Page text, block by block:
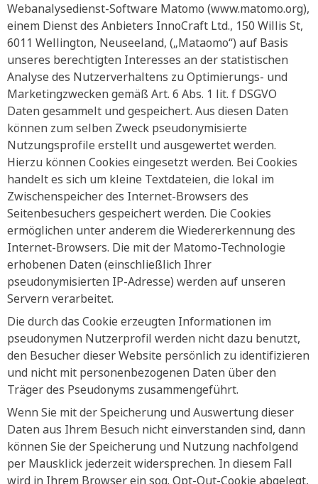
Webanalysedienst-Software Matomo (www.matomo.org),
einem Dienst des Anbieters InnoCraft Ltd., 150 Willis St,
6011 Wellington, Neuseeland, („Mataomo“) auf Basis
unseres berechtigten Interesses an der statistischen
Analyse des Nutzerverhaltens zu Optimierungs- und
Marketingzwecken gemäß Art. 6 Abs. 1 lit. f DSGVO
Daten gesammelt und gespeichert. Aus diesen Daten
können zum selben Zweck pseudonymisierte
Nutzungsprofile erstellt und ausgewertet werden.
Hierzu können Cookies eingesetzt werden. Bei Cookies
handelt es sich um kleine Textdateien, die lokal im
Zwischenspeicher des Internet-Browsers des
Seitenbesuchers gespeichert werden. Die Cookies
ermöglichen unter anderem die Wiedererkennung des
Internet-Browsers. Die mit der Matomo-Technologie
erhobenen Daten (einschließlich Ihrer
pseudonymisierten IP-Adresse) werden auf unseren
Servern verarbeitet.
Die durch das Cookie erzeugten Informationen im
pseudonymen Nutzerprofil werden nicht dazu benutzt,
den Besucher dieser Website persönlich zu identifizieren
und nicht mit personenbezogenen Daten über den
Träger des Pseudonyms zusammengeführt.
Wenn Sie mit der Speicherung und Auswertung dieser
Daten aus Ihrem Besuch nicht einverstanden sind, dann
können Sie der Speicherung und Nutzung nachfolgend
per Mausklick jederzeit widersprechen. In diesem Fall
wird in Ihrem Browser ein sog. Opt-Out-Cookie abgelegt,